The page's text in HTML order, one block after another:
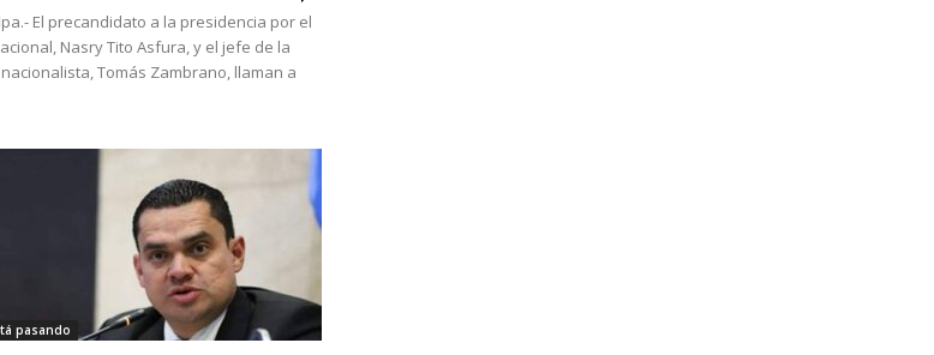
El precandidato a la presidencia por el
Nasry Tito Asfura, y el jefe de la
Tomás Zambrano, llaman a
pasando